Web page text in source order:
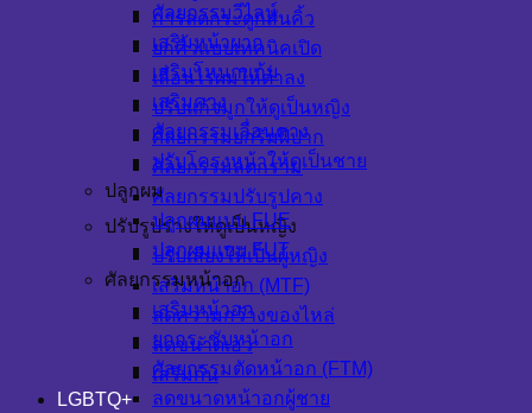
การลดกระดูกสันคิ้ว
ยกคิ้วแบบเทคนิคเปิด
เลื่อนไรผมให้ต่ำลง
ปรับแก้จมูกให้ดูเป็นหญิง
ศัลยกรรมยกริมฝีปาก
ศัลยกรรมลดกราม
ศัลยกรรมปรับรูปคาง
ปรับรูปร่างให้ดูเป็นหญิง
ปรับเสียงให้เป็นผู้หญิง
เสริมหน้าอก (MTF)
ลดความกว้างของไหล่
ลดขนาดเอว
เสริมก้น
LGBTQ+
ศัลยกรรมวีไลน์
เสริมหน้าผาก
เสริมโหนกแก้ม
เสริมคาง
ศัลยกรรมเลื่อนคาง
ปรับโครงหน้าให้ดูเป็นชาย
ปลูกผม
ปลูกผมแบบ FUE
ปลูกผมแบบ FUT
ศัลยกรรมหน้าอก
เสริมหน้าอก
ยกกระชับหน้าอก
ศัลยกรรมตัดหน้าอก (FTM)
ลดขนาดหน้าอกผู้ชาย